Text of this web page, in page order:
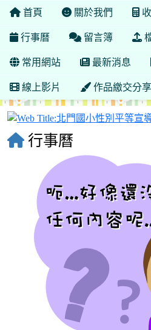
首頁 關於我們
行事曆 留言簿
常用網站 最新消息
線上影片 作品繳交分享
行事曆